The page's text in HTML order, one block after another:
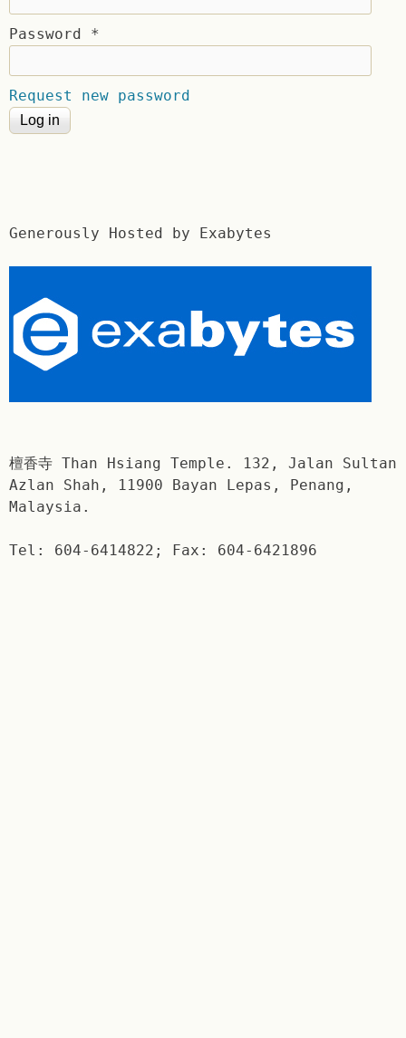
Password *
Request new password
Generously Hosted by Exabytes
檀香寺 Than Hsiang Temple. 132, Jalan Sultan
Azlan Shah, 11900 Bayan Lepas, Penang,
Malaysia.
Tel: 604-6414822; Fax: 604-6421896